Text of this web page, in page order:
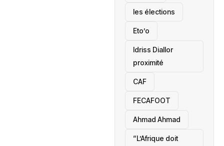
les élections
Eto’o
Idriss Diallor
proximité
CAF
FECAFOOT
‎Ahmad Ahmad
“L’Afrique doit